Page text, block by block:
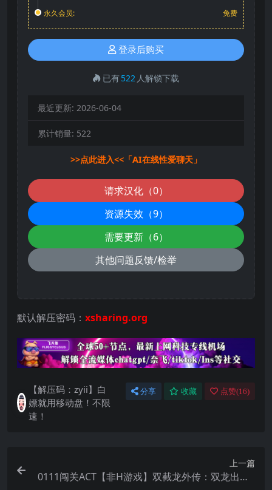
永久会员:
免费
登录后购买
已有522 人解锁下载
最近更新: 2026-06-04
累计销量: 522
>>点此进入<<「AI在线性爱聊天」
请求汉化（0）
资源失效（9）
需要更新（6）
其他问题反馈/检举
默认解压密码： xsharing.org
【解压码：zyii】白
嫖就用移动盘！不限
速！
分享 收藏 点赞(16)
上一篇
0111闯关ACT【非H游戏】双截龙外传：双龙出海~